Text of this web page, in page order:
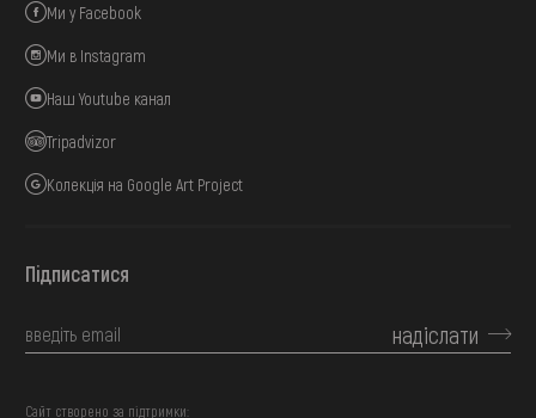
Ми у Facebook
Ми в Instagram
Наш Youtube канал
Tripadvizor
Колекція на Google Art Project
Підписатися
надіслати
Сайт створено за підтримки: